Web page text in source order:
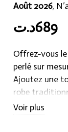
Août 2026,
689د.ت
Offrez-vous
perlé sur
Ajoutez une
robe
et dans le
sur Hraier.com.
Voir plus